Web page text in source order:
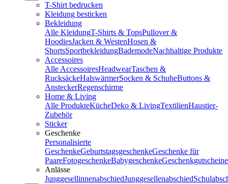
T-Shirt bedrucken
Kleidung besticken
Bekleidung
Alle KleidungT-Shirts & TopsPullover &
HoodiesJacken & WestenHosen &
ShortsSportbekleidungBademodeNachhaltige Produkte
Accessoires
Alle AccessoiresHeadwearTaschen &
RucksäckeHalswärmerSocken & SchuheButtons &
AnsteckerRegenschirme
Home & Living
Alle ProdukteKücheDeko & LivingTextilienHaustier-
Zubehör
Sticker
Geschenke
Personalisierte
GeschenkeGeburtstagsgeschenkeGeschenke für
PaareFotogeschenkeBabygeschenkeGeschenkgutscheine
Anlässe
JunggesellinnenabschiedJunggesellenabschied